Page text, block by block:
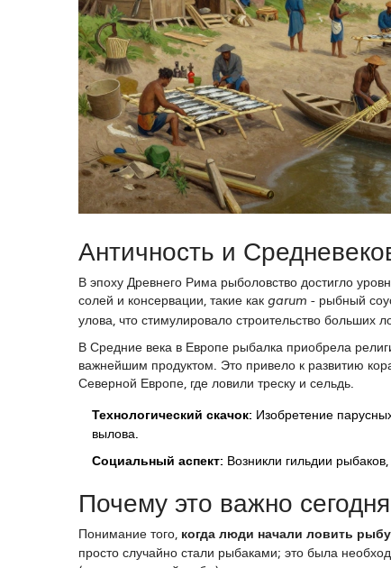
Античность и
В эпоху Древнего Рима рыболовство достигло
солей и консервации, такие как garum - рыбный
улова, что стимулировало строительство
В Средние века в Европе рыбалка приобрела
важнейшим продуктом. Это привело к развитию
Северной Европе, где ловили треску и сельдь.
Технологический скачок: Изобретение
вылова.
Социальный аспект: Возникли гильдии
Почему это важно
Понимание того, когда люди начали ловить рыбу
просто случайно стали рыбаками; это была